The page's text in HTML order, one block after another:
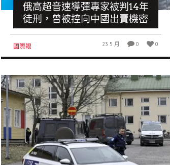
俄高超音速導彈專家被判14年
徒刑，曾被控向中國出賣機密
國際眼 23 5 月 0 0